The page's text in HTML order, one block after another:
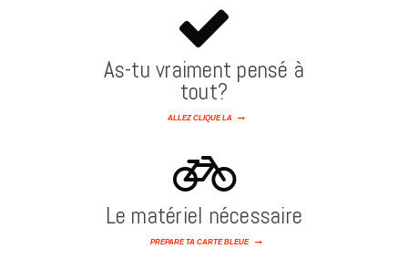
As-tu vraiment pensé à
tout?
ALLEZ CLIQUE LÀ
Le matériel nécessaire
PRÉPARE TA CARTE BLEUE